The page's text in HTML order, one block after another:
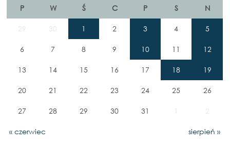
« czerwiec sierpień »
P W Ś C P S N
29 30 1 2 3 4 5
6 7 8 9 10 11 12
13 14 15 16 17 18 19
20 21 22 23 24 25 26
27 28 29 30 31 1 2